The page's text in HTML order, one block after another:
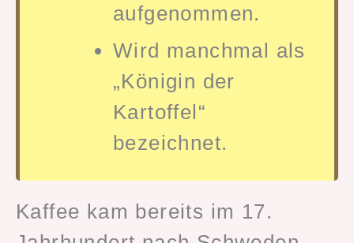
aufgenommen.
Wird manchmal als
„Königin der
Kartoffel“
bezeichnet.
Kaffee kam bereits im 17.